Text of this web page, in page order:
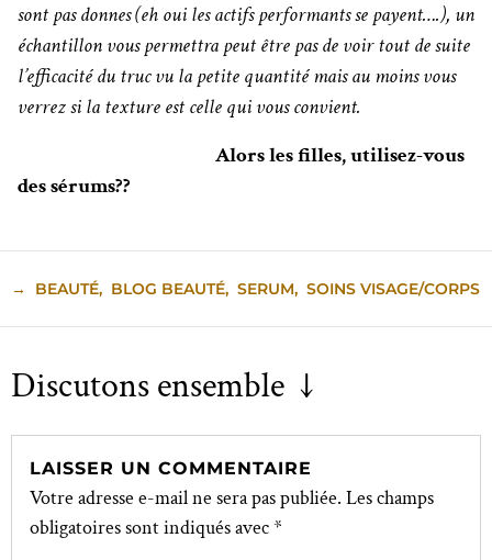
sont pas donnes (eh oui les actifs performants se payent….), un
échantillon vous permettra peut être pas de voir tout de suite
l’efficacité du truc vu la petite quantité mais au moins vous
verrez si la texture est celle qui vous convient.
Alors les filles, utilisez-vous
des sérums??
→ BEAUTÉ, BLOG BEAUTÉ, SERUM, SOINS VISAGE/CORPS
Discutons ensemble ↓
LAISSER UN COMMENTAIRE
Votre adresse e-mail ne sera pas publiée. Les champs
obligatoires sont indiqués avec*